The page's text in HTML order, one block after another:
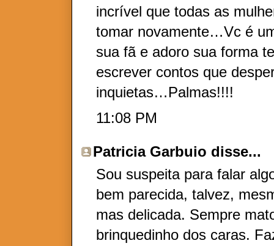
incrível que todas as
tomar novamente…Vc é
sua fã e adoro sua forma
escrever contos que
inquietas…Palmas!!!!
11:08 PM
Patricia Garbuio disse...
Sou suspeita para falar
bem parecida, talvez,
mas delicada. Sempre
brinquedinho dos caras.